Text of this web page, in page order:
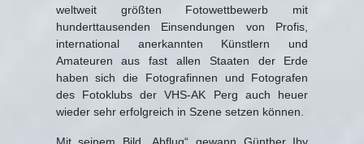
weltweit größten Fotowettbewerb mit
hunderttausenden Einsendungen von Profis,
international anerkannten Künstlern und
Amateuren aus fast allen Staaten der Erde
haben sich die Fotografinnen und Fotografen
des Fotoklubs der VHS-AK Perg auch heuer
wieder sehr erfolgreich in Szene setzen können.